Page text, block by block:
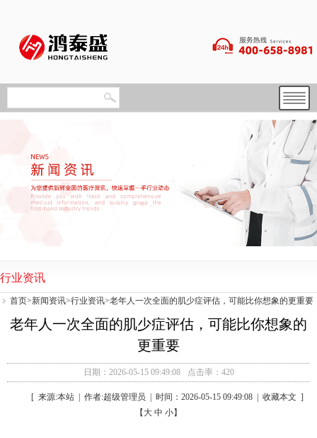
行业资讯
首页>新闻资讯>行业资讯>老年人一次全面的肌少症评估，可能比你想象的更重要
老年人一次全面的肌少症评估，可能比你想象的
更重要
日期：2026-05-15 09:49:08 点击率：420
[ 来源:本站 | 作者:超级管理员 | 时间：2026-05-15 09:49:08 | 收藏本文 ]
【大 中 小】